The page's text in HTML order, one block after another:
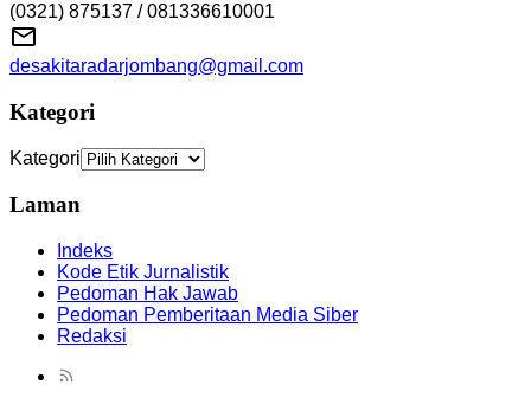
(0321) 875137 / 081336610001
desakitaradarjombang@gmail.com
Kategori
Kategori
Laman
Indeks
Kode Etik Jurnalistik
Pedoman Hak Jawab
Pedoman Pemberitaan Media Siber
Redaksi